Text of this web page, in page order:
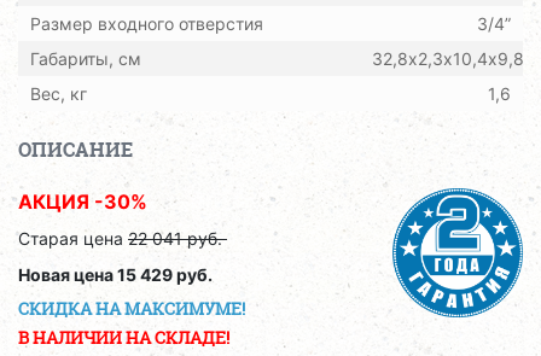
Размер входного отверстия
3/4”
Габариты, см
32,8х2,3х10,4х9,8
Вес, кг
1,6
ОПИСАНИЕ
АКЦИЯ -30%
Старая цена 22 041 руб.
Новая цена 15 429 руб.
СКИДКА НА МАКСИМУМЕ!
В НАЛИЧИИ НА СКЛАДЕ!